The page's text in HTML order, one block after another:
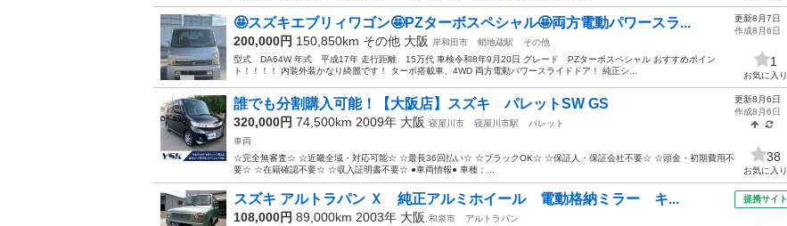
🤩スズキエブリィワゴン🤩PZターボスペシャル🤩両方電動パワースラ...
200,000円 150,850km その他 大阪 岸和田市 蛸地蔵駅
その他
型式 DA64W 年式 平成17年 走行距離 15万代 車検令和8年9月20日 グレード PZターボスペシャル おすすめポイン
ト！！！！ 内装外装かなり綺麗です！ ターボ搭載車、4WD 両方電動パワースライドドア！ 純正シ...
更新8月7日
作成8月6日
1
お気に入り
誰でも分割購入可能！【大阪店】スズキ パレットSW GS
320,000円 74,500km 2009年 大阪 寝屋川市 寝屋川市駅
パレット
車両
☆完全無審査☆ ☆近畿全域・対応可能☆ ☆最長36回払い☆ ☆ブラックOK☆ ☆保証人・保証会社不要☆ ☆頭金・初期費用不
要☆ ☆在籍確認不要☆ ☆収入証明書不要☆ ●車両情報● 車種：...
更新8月6日
作成8月6日
38
お気に入り
スズキ アルトラパン Ｘ 純正アルミホイール 電動格納ミラー キ...
108,000円 89,000km 2003年 大阪 和泉市
アルトラパン
提携サイト